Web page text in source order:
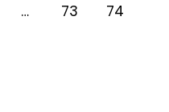
… 73
74